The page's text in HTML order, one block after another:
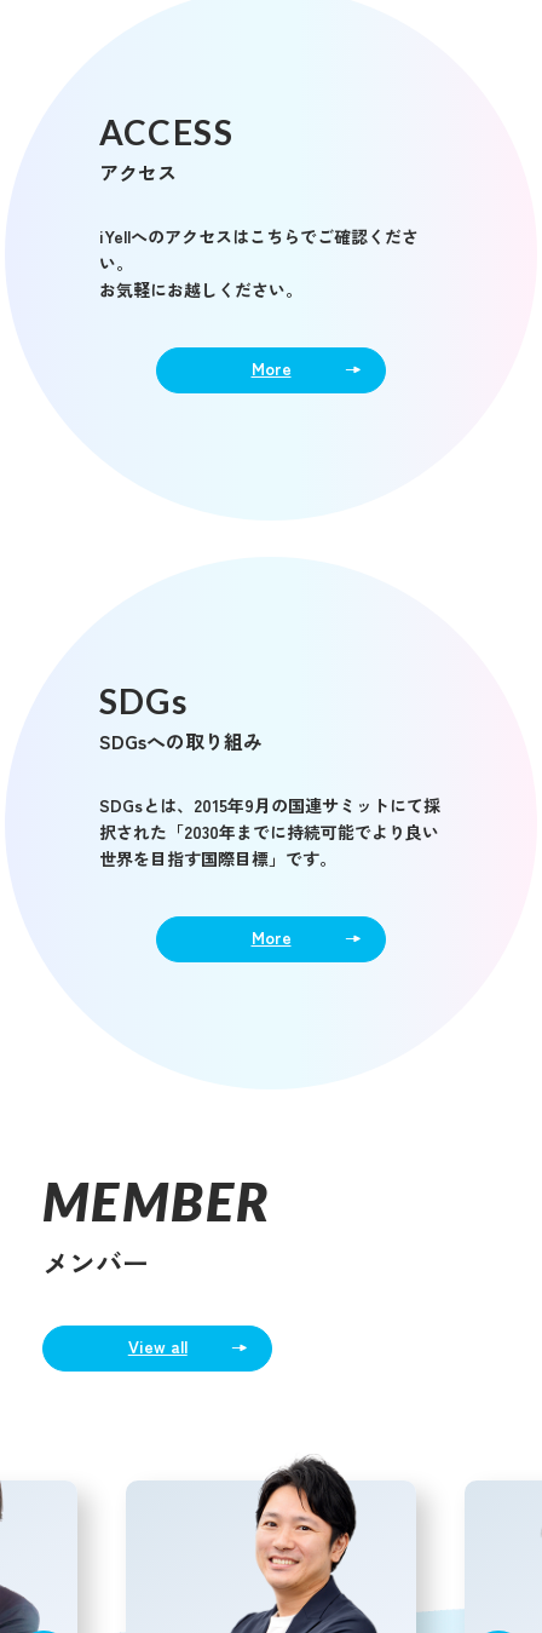
ACCESS
アクセス
iYellへのアクセスはこちらでご確認くださ
い。
お気軽にお越しください。
More
SDGs
SDGsへの取り組み
SDGsとは、2015年9月の国連サミットにて採
択された「2030年までに持続可能でより良い
世界を目指す国際目標」です。
More
MEMBER
メンバー
View all